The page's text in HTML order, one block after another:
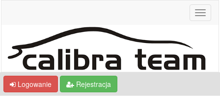
Logowanie Rejestracja